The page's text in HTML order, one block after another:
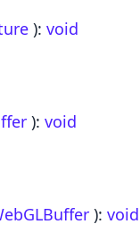
): void
): void
): void